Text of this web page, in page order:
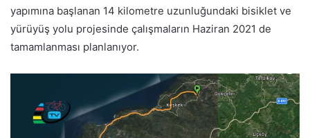
yapımına başlanan 14 kilometre uzunluğundaki bisiklet ve
yürüyüş yolu projesinde çalışmaların Haziran 2021 de
tamamlanması planlanıyor.